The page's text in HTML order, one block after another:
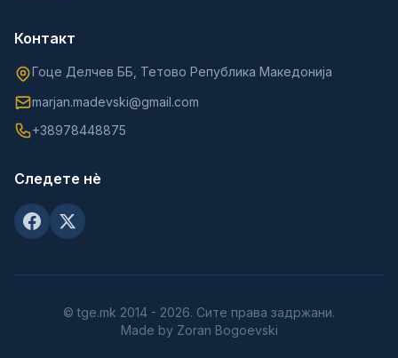
Контакт
Гоце Делчев ББ, Тетово Република Македонија
marjan.madevski@gmail.com
+38978448875
Следете нè
© tge.mk 2014 - 2026. Сите права задржани.
Made by Zoran Bogoevski